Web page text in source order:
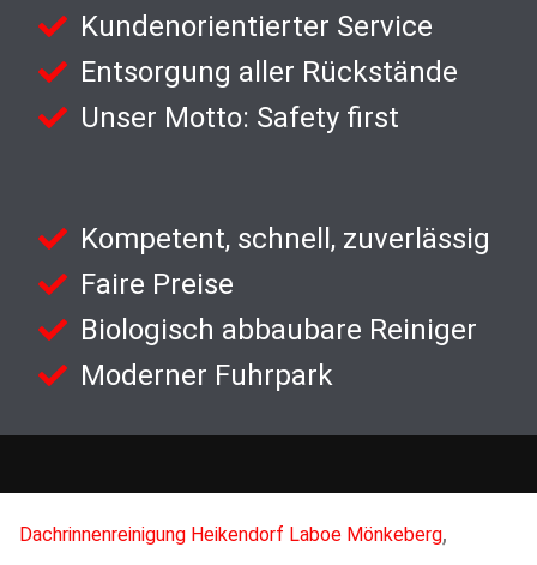
Kundenorientierter Service
Entsorgung aller Rückstände
Unser Motto: Safety first
Kompetent, schnell, zuverlässig
Faire Preise
Biologisch abbaubare Reiniger
Moderner Fuhrpark
Dachrinnenreinigung Heikendorf Laboe Mönkeberg,